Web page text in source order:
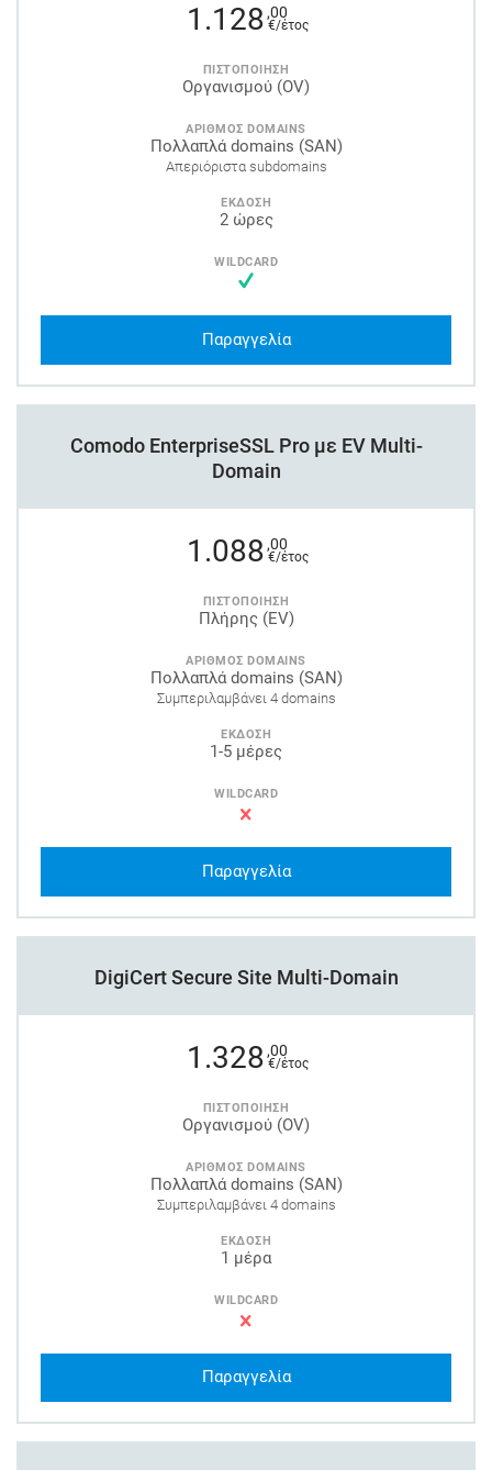
1.128,00
€/έτος
ΠΙΣΤΟΠΟΙΗΣΗ
Οργανισμού (OV)
ΑΡΙΘΜΟΣ DOMAINS
Πολλαπλά domains (SAN)
Απεριόριστα subdomains
ΕΚΔΟΣΗ
2 ώρες
WILDCARD
Παραγγελία
Comodo EnterpriseSSL Pro με EV Multi-
Domain
1.088 ,00
€/έτος
ΠΙΣΤΟΠΟΙΗΣΗ
Πλήρης (EV)
ΑΡΙΘΜΟΣ DOMAINS
Πολλαπλά domains (SAN)
Συμπεριλαμβάνει 4 domains
ΕΚΔΟΣΗ
1-5 μέρες
WILDCARD
Παραγγελία
DigiCert Secure Site Multi-Domain
1.328 ,00
€/έτος
ΠΙΣΤΟΠΟΙΗΣΗ
Οργανισμού (OV)
ΑΡΙΘΜΟΣ DOMAINS
Πολλαπλά domains (SAN)
Συμπεριλαμβάνει 4 domains
ΕΚΔΟΣΗ
1 μέρα
WILDCARD
Παραγγελία